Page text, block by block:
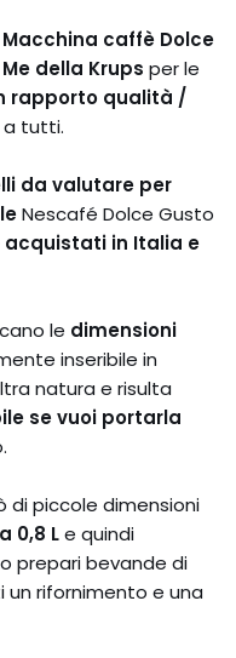
caffè Dolce
della Krups per le
rapporto qualità /
a tutti.
da valutare per
Nescafé Dolce Gusto
in Italia e
le dimensioni
inseribile in
natura e risulta
se vuoi portarla
di piccole dimensioni
0,8 Le quindi
prepari bevande di
rifornimento e una